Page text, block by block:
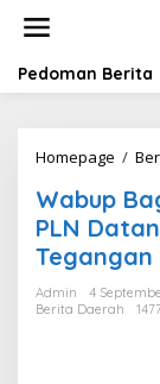
t
Pedoman Berita
Homepage /
Wabup
PLN
Tegangan
Admin
4
Berita Daerah